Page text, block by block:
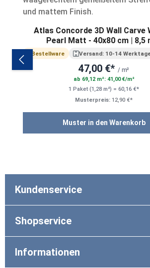
Atlas Concorde 3D Wall Carve
Pearl Matt - 40x80 cm | 8,5
Bestellware Versand: 10-14
47,00 €* / m²
ab 69,12 m²: 41,00 €/m²
1 Paket (1,28 m²) = 60,16 €*
Musterpreis: 12,90 €*
Muster in den Warenkorb
Kundenservice
Shopservice
Informationen